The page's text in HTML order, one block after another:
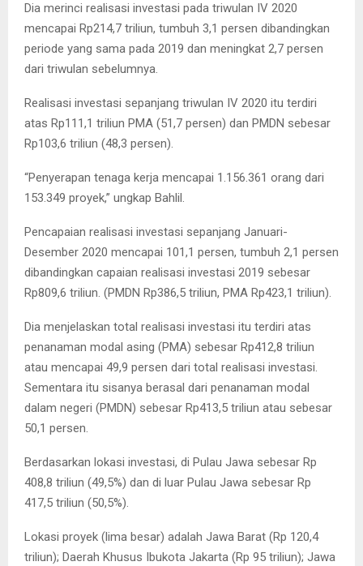
Dia merinci realisasi investasi pada triwulan IV 2020
mencapai Rp214,7 triliun, tumbuh 3,1 persen dibandingkan
periode yang sama pada 2019 dan meningkat 2,7 persen
dari triwulan sebelumnya.
Realisasi investasi sepanjang triwulan IV 2020 itu terdiri
atas Rp111,1 triliun PMA (51,7 persen) dan PMDN sebesar
Rp103,6 triliun (48,3 persen).
“Penyerapan tenaga kerja mencapai 1.156.361 orang dari
153.349 proyek,” ungkap Bahlil.
Pencapaian realisasi investasi sepanjang Januari-
Desember 2020 mencapai 101,1 persen, tumbuh 2,1 persen
dibandingkan capaian realisasi investasi 2019 sebesar
Rp809,6 triliun. (PMDN Rp386,5 triliun, PMA Rp423,1 triliun).
Dia menjelaskan total realisasi investasi itu terdiri atas
penanaman modal asing (PMA) sebesar Rp412,8 triliun
atau mencapai 49,9 persen dari total realisasi investasi.
Sementara itu sisanya berasal dari penanaman modal
dalam negeri (PMDN) sebesar Rp413,5 triliun atau sebesar
50,1 persen.
Berdasarkan lokasi investasi, di Pulau Jawa sebesar Rp
408,8 triliun (49,5%) dan di luar Pulau Jawa sebesar Rp
417,5 triliun (50,5%).
Lokasi proyek (lima besar) adalah Jawa Barat (Rp 120,4
triliun); Daerah Khusus Ibukota Jakarta (Rp 95 triliun); Jawa